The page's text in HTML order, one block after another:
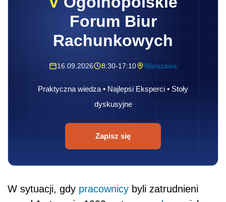
Forum Biur
Rachunkowych
16.09.2026 8:30-17:10 Warszawa
Praktyczna wiedza • Najlepsi Eksperci • Stoły
dyskusyjne
Zapisz się
W sytuacji, gdy pracownicy byli zatrudnieni